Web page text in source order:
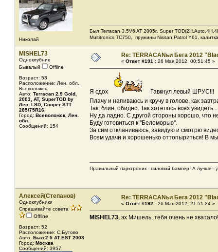
Николай
Был Terracan 3.5V6 AT 2005г. Super
Мultitronics TC750, пружины Nissan Patrol Y61, калитка
MISHEL73
Одноклубник
Бывалый
Offline
Возраст: 53
Расположение: Лен. обл.,
Всеволожск.
Авто: Terracan 2.9 Gold,
2003, AT, SuperTOD by
Лев, LSD, Cooper STT
285/75R16.
Город: Всеволожск, Лен.
обл.
Сообщений: 154
Re: TERRACANьи Бега 2012
« Ответ #191 : 26 Мая 2012, 00:51:45 »
Я сдох
Гавкнул левый ШРУС!!!
Плачу и напиваюсь и кручу в голове, как
Так, блин, обидно. Так хотелось всех увидеть...
Ну да ладно. С другой стороны хорошо, что
Буду готовиться к "Беломорью".
За сим откланиваюсь, завидую и смотрю
Всем удачи и хорошенько оттопыриться! В
Правильный парктроник - силовой бампер. А лучше -
Алексей(Степанов)
Одноклубники
Спрашивайте совета
Offline
Возраст: 52
Расположение: С.Бутово
Авто: Был 2.5 AT EST 2003
Город: Москва
Сообщений: 3957
Re: TERRACANьи Бега 2012
« Ответ #192 : 26 Мая 2012, 21:51:24 »
MISHEL73, эх Мишель, тебя очень не